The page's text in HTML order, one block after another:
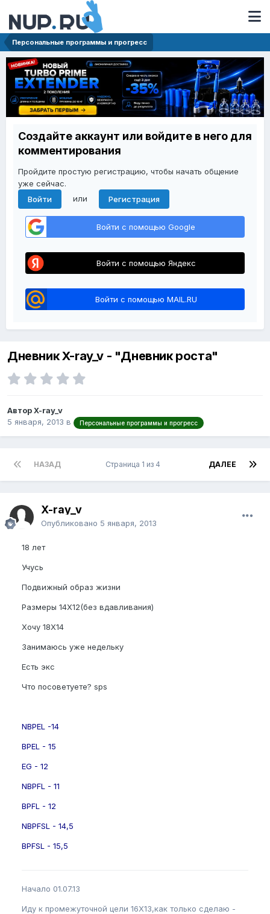
Персональные программы и прогресс
Создайте аккаунт или войдите в него для
комментирования
Пройдите простую регистрацию, чтобы начать общение
уже сейчас.
Войти
или Регистрация
Войти с помощью Google
Войти с помощью Яндекс
Войти с помощью MAIL.RU
Дневник X-ray_v - "Дневник роста"
Автор X-ray_v
5 января, 2013 в Персональные программы и прогресс
НАЗАД ДАЛЕЕ
Страница 1 из 4
X-ray_v
Опубликовано 5 января, 2013
18 лет
Учусь
Подвижный образ жизни
Размеры 14Х12(без вдавливания)
Хочу 18Х14
Занимаюсь уже недельку
Есть экс
Что посоветуете? sps
NBPEL -14
BPEL - 15
EG - 12
NBPFL - 11
BPFL - 12
NBPFSL - 14,5
BPFSL - 15,5
Начало 01.07.13
Иду к промежуточной цели 16Х13,как только сделаю -